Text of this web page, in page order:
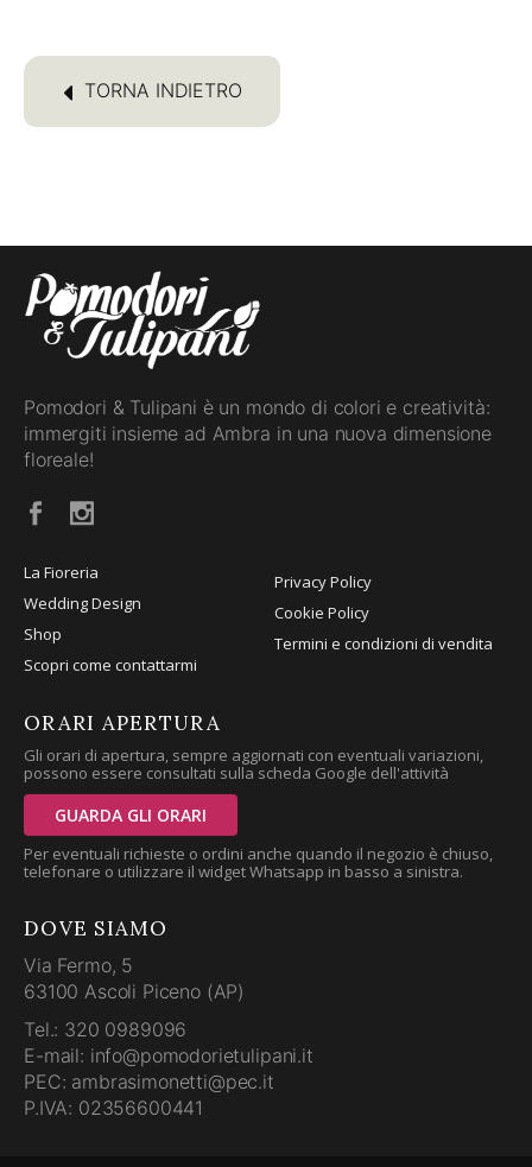
TORNA INDIETRO
Pomodori & Tulipani è un mondo di colori e creatività:
immergiti insieme ad Ambra in una nuova dimensione
floreale!
La Fioreria
Wedding Design
Shop
Scopri come contattarmi
Privacy Policy
Cookie Policy
Termini e condizioni di vendita
ORARI APERTURA
Gli orari di apertura, sempre aggiornati con eventuali variazioni,
possono essere consultati sulla scheda Google dell'attività
GUARDA GLI ORARI
Per eventuali richieste o ordini anche quando il negozio è chiuso,
telefonare o utilizzare il widget Whatsapp in basso a sinistra.
DOVE SIAMO
Via Fermo, 5
63100 Ascoli Piceno (AP)
Tel.: 320 0989096
E-mail: info@pomodorietulipani.it
PEC: ambrasimonetti@pec.it
P.IVA: 02356600441